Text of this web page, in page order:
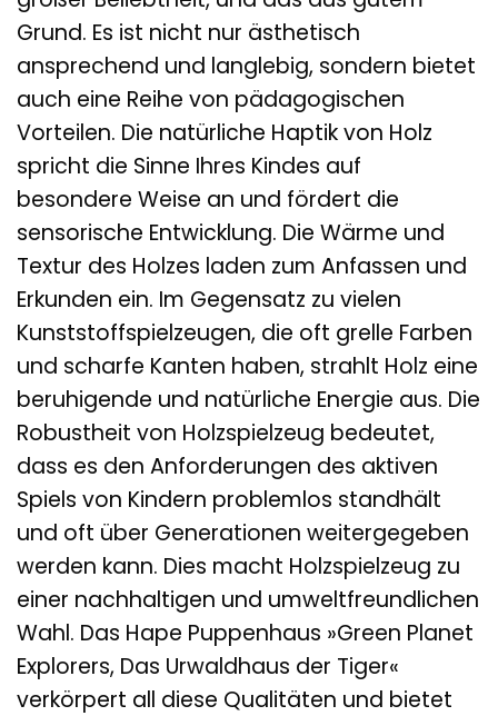
Grund. Es ist nicht nur ästhetisch
ansprechend und langlebig, sondern bietet
auch eine Reihe von pädagogischen
Vorteilen. Die natürliche Haptik von Holz
spricht die Sinne Ihres Kindes auf
besondere Weise an und fördert die
sensorische Entwicklung. Die Wärme und
Textur des Holzes laden zum Anfassen und
Erkunden ein. Im Gegensatz zu vielen
Kunststoffspielzeugen, die oft grelle Farben
und scharfe Kanten haben, strahlt Holz eine
beruhigende und natürliche Energie aus. Die
Robustheit von Holzspielzeug bedeutet,
dass es den Anforderungen des aktiven
Spiels von Kindern problemlos standhält
und oft über Generationen weitergegeben
werden kann. Dies macht Holzspielzeug zu
einer nachhaltigen und umweltfreundlichen
Wahl. Das Hape Puppenhaus »Green Planet
Explorers, Das Urwaldhaus der Tiger«
verkörpert all diese Qualitäten und bietet